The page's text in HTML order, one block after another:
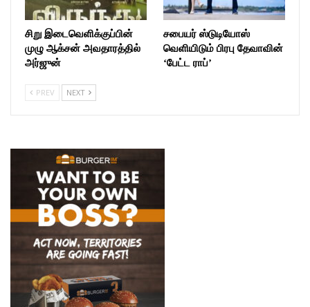
சிறு இடைவெளிக்குப்பின்
முழு ஆக்சன் அவதாரத்தில்
அர்ஜுன்
சபையர் ஸ்டுடியோஸ்
வெளியிடும் பிரபு தேவாவின்
‘பேட்ட ராப்’
PREV NEXT